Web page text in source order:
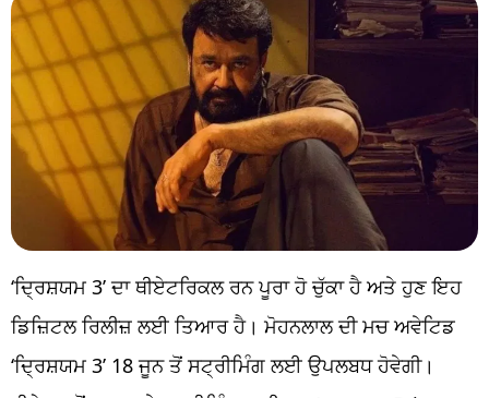
‘ਦ੍ਰਿਸ਼ਯਮ 3’ ਦਾ ਥੀਏਟਰਿਕਲ ਰਨ ਪੂਰਾ ਹੋ ਚੁੱਕਾ ਹੈ ਅਤੇ ਹੁਣ ਇਹ
ਡਿਜ਼ਿਟਲ ਰਿਲੀਜ਼ ਲਈ ਤਿਆਰ ਹੈ। ਮੋਹਨਲਾਲ ਦੀ ਮਚ ਅਵੇਟਿਡ
‘ਦ੍ਰਿਸ਼ਯਮ 3’ 18 ਜੂਨ ਤੋਂ ਸਟ੍ਰੀਮਿੰਗ ਲਈ ਉਪਲਬਧ ਹੋਵੇਗੀ।